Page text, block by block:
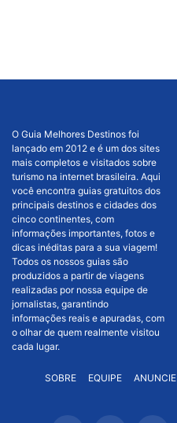
O Guia Melhores Destinos foi
lançado em 2012 e é um dos sites
mais completos e visitados sobre
turismo na internet brasileira. Aqui
você encontra guias gratuitos dos
principais destinos e cidades dos
cinco continentes, com
informações importantes, fotos e
dicas inéditas para a sua viagem!
Todos os nossos guias são
produzidos a partir de viagens
realizadas por nossa equipe de
jornalistas, garantindo
informações reais e apuradas, com
o olhar de quem realmente visitou
cada lugar.
SOBRE EQUIPE ANUNCIE